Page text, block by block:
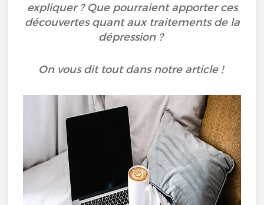
expliquer ? Que pourraient apporter ces
découvertes quant aux traitements de la
dépression ?
On vous dit tout dans notre article !